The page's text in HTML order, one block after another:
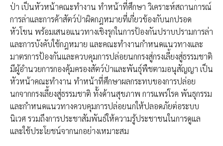
ป่า เป็นหัวหน้าคณะทำงาน ทำหน้าที่ศึกษา วิเคราะห์สถานการณ์
การล่าและการค้าสัตว์ป่าผิดกฎหมายที่เกี่ยวข้องกับนกปรอด
หัวโขน พร้อมเสนอแนวทางเชิงรุกในการป้องกันปราบปรามการล่า
และการบังคับใช้กฎหมาย​ และคณะทำงานกำหนดแนวทางและ
มาตรการป้องกันและควบคุมการปล่อยนกกรงสู่กรงเลี้ยงสู่ธรรมชาติ
มีผู้อำนวยการกองคุ้มครองสัตว์ป่าและพันธุ์พืชตามอนุสัญญา เป็น
หัวหน้าคณะทำงาน ทำหน้าที่ศึกษาผลกระทบของการปล่อย
นกจากกรงเลี้ยงสู่ธรรมชาติ ทั้งด้านสุขภาพ การแพร่โรค พันธุกรรม
และกำหนดแนวทางควบคุมการปล่อยนกให้ปลอดภัยต่อระบบ
นิเวศ รวมถึงการประชาสัมพันธ์ให้ความรู้ประชาชนในการดูแล
และใช้ประโยชน์จากนกอย่างเหมาะสม